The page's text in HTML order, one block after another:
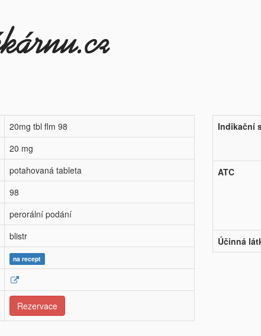
20mg tbl flm 98
20 mg
potahovaná tableta
98
perorální podání
blistr
na recept
Rezervace
Indikační
ATC
Účinná